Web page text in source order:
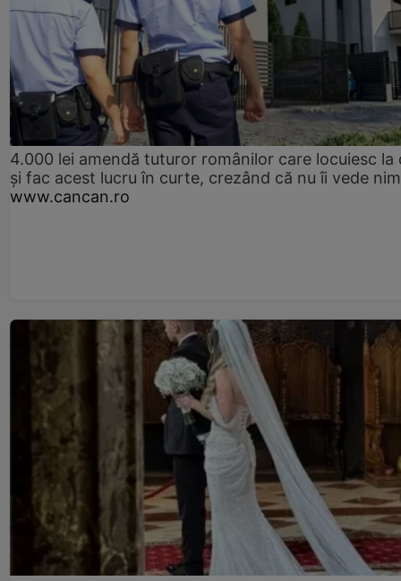
4.000 lei amendă tuturor românilor care locuiesc la
și fac acest lucru în curte, crezând că nu îi vede
www.cancan.ro